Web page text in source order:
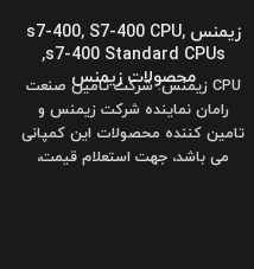
زیمنس s7-400 , S7-400 CPU,
s7-400 Standard CPUs
,
محصولات زیمنس
CPU زیمنس: شرکت تامین صنعت
رامان نماینده شرکت زیمنس و
تامین کننده محصولات این کمپانی
می باشد، جهت استعلام قیمت،